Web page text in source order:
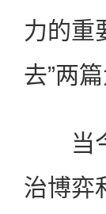
力的重
去”两
当今
治博弈